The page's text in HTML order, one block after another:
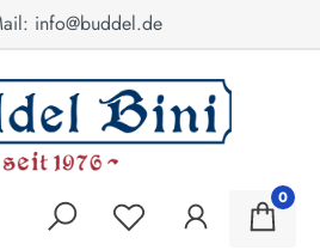
info@buddel.de
0